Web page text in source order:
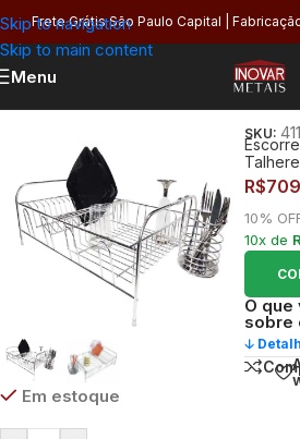
Skip to navigation
Skip to main content
Frete Grátis São Paulo Capital |
Menu
Em estoque
SKU: 411
R$
10%
10x de
O
sobre
🡣